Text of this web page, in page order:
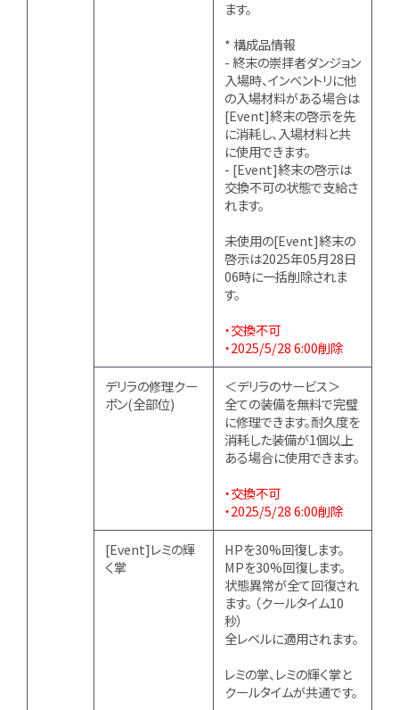
ます。
* 構成品情報
- 終末の崇拝者ダンジョン
入場時、インベントリに他
の入場材料がある場合は
[Event]終末の啓示を先
に消耗し、入場材料と共
に使用できます。
- [Event]終末の啓示は
交換不可の状態で支給さ
れます。
未使用の[Event]終末の
啓示は2025年05月28日
06時に一括削除されま
す。
・交換不可
・2025/5/28 6:00削除
デリラの修理クー
ポン(全部位)
＜デリラのサービス＞
全ての装備を無料で完璧
に修理できます。耐久度を
消耗した装備が1個以上
ある場合に使用できます。
・交換不可
・2025/5/28 6:00削除
[Event]レミの輝
く掌
HPを30%回復します。
MPを30%回復します。
状態異常が全て回復され
ます。 （クールタイム10
秒）
全レベルに適用されます。
レミの掌、レミの輝く掌と
クールタイムが共通です。